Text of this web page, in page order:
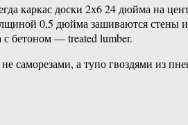
каркас доски 2х6 24 дюйма на
0,5 дюйма зашиваются стены
бетоном — treated lumber.
саморезами, а тупо гвоздями из